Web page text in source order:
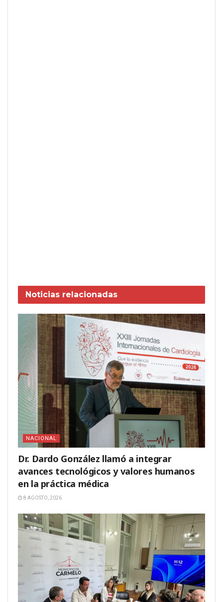
Noticias relacionadas
NACIONAL
Dr. Dardo González llamó a integrar
avances tecnológicos y valores humanos
en la práctica médica
8 AGOSTO, 2026